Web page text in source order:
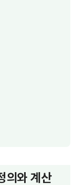
의와 계산